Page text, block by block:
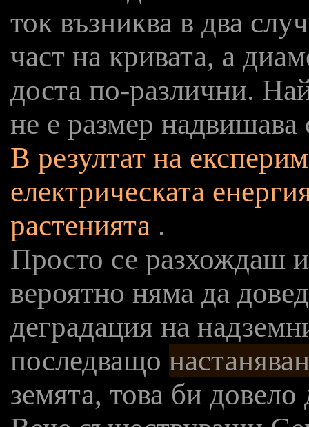
ток възниква в два
част на кривата, а
доста по-различни.
не е размер
В резултат на
електрическата
растенията .
Просто се разхождаш
вероятно няма да
деградация на
последващо
земята, това би